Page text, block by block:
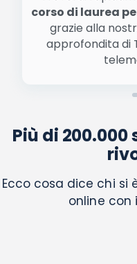
corso di laurea
grazie alla
approfondita di
Più di
Ecco cosa dice chi si
online con